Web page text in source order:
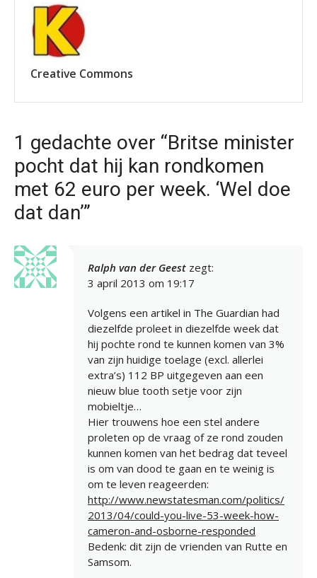
Creative Commons
1 gedachte over “Britse minister
pocht dat hij kan rondkomen
met 62 euro per week. ‘Wel doe
dat dan’”
Ralph van der Geest zegt:
3 april 2013 om 19:17
Volgens een artikel in The Guardian had
diezelfde proleet in diezelfde week dat
hij pochte rond te kunnen komen van 3%
van zijn huidige toelage (excl. allerlei
extra’s) 112 BP uitgegeven aan een
nieuw blue tooth setje voor zijn
mobieltje…
Hier trouwens hoe een stel andere
proleten op de vraag of ze rond zouden
kunnen komen van het bedrag dat teveel
is om van dood te gaan en te weinig is
om te leven reageerden:
http://www.newstatesman.com/politics/
2013/04/could-you-live-53-week-how-
cameron-and-osborne-responded
Bedenk: dit zijn de vrienden van Rutte en
Samsom.